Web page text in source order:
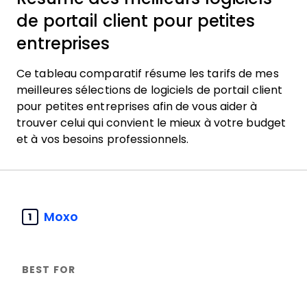
de portail client pour petites
entreprises
Ce tableau comparatif résume les tarifs de mes
meilleures sélections de logiciels de portail client
pour petites entreprises afin de vous aider à
trouver celui qui convient le mieux à votre budget
et à vos besoins professionnels.
1 Moxo